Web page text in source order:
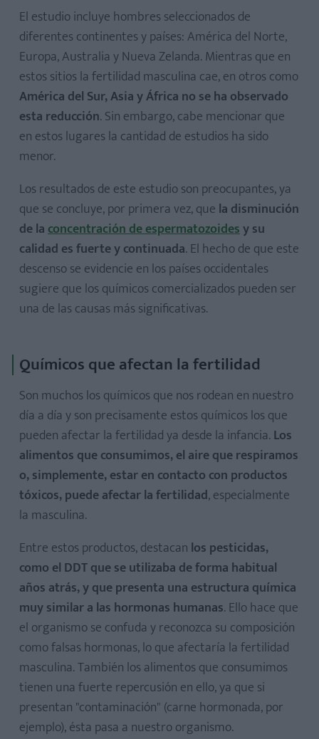
El estudio incluye hombres seleccionados de
diferentes continentes y países: América del Norte,
Europa, Australia y Nueva Zelanda. Mientras que en
estos sitios la fertilidad masculina cae, en otros como
América del Sur, Asia y África no se ha observado
esta reducción. Sin embargo, cabe mencionar que
en estos lugares la cantidad de estudios ha sido
menor.
Los resultados de este estudio son preocupantes, ya
que se concluye, por primera vez, que la disminución
de laconcentración de espermatozoidesy su
calidad es fuerte y continuada. El hecho de que este
descenso se evidencie en los países occidentales
sugiere que los químicos comercializados pueden ser
una de las causas más significativas.
Químicos que afectan la fertilidad
Son muchos los químicos que nos rodean en nuestro
día a día y son precisamente estos químicos los que
pueden afectar la fertilidad ya desde la infancia. Los
alimentos que consumimos, el aire que respiramos
o, simplemente, estar en contacto con productos
tóxicos, puede afectar la fertilidad, especialmente
la masculina.
Entre estos productos, destacan los pesticidas,
como el DDT que se utilizaba de forma habitual
años atrás, y que presenta una estructura química
muy similar a las hormonas humanas. Ello hace que
el organismo se confuda y reconozca su composición
como falsas hormonas, lo que afectaría la fertilidad
masculina. También los alimentos que consumimos
tienen una fuerte repercusión en ello, ya que si
presentan "contaminación" (carne hormonada, por
ejemplo), ésta pasa a nuestro organismo.